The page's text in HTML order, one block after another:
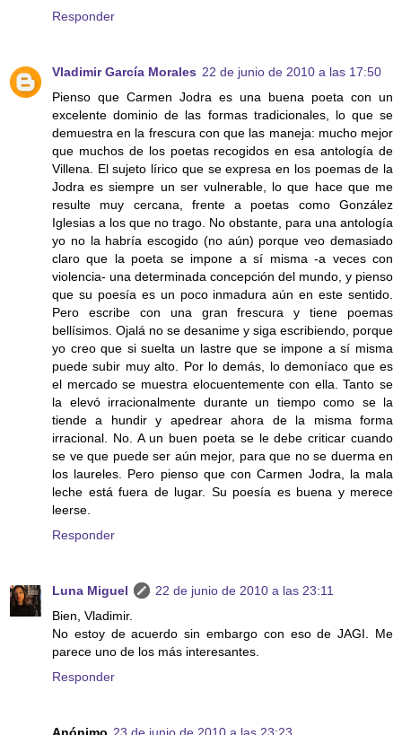
Responder
Vladimir García Morales 22 de junio de 2010 a las 17:50
Pienso que Carmen Jodra es una buena poeta con un
excelente dominio de las formas tradicionales, lo que se
demuestra en la frescura con que las maneja: mucho mejor
que muchos de los poetas recogidos en esa antología de
Villena. El sujeto lírico que se expresa en los poemas de la
Jodra es siempre un ser vulnerable, lo que hace que me
resulte muy cercana, frente a poetas como González
Iglesias a los que no trago. No obstante, para una antología
yo no la habría escogido (no aún) porque veo demasiado
claro que la poeta se impone a sí misma -a veces con
violencia- una determinada concepción del mundo, y pienso
que su poesía es un poco inmadura aún en este sentido.
Pero escribe con una gran frescura y tiene poemas
bellísimos. Ojalá no se desanime y siga escribiendo, porque
yo creo que si suelta un lastre que se impone a sí misma
puede subir muy alto. Por lo demás, lo demoníaco que es
el mercado se muestra elocuentemente con ella. Tanto se
la elevó irracionalmente durante un tiempo como se la
tiende a hundir y apedrear ahora de la misma forma
irracional. No. A un buen poeta se le debe criticar cuando
se ve que puede ser aún mejor, para que no se duerma en
los laureles. Pero pienso que con Carmen Jodra, la mala
leche está fuera de lugar. Su poesía es buena y merece
leerse.
Responder
Luna Miguel
22 de junio de 2010 a las 23:11
Bien, Vladimir.
No estoy de acuerdo sin embargo con eso de JAGI. Me
parece uno de los más interesantes.
Responder